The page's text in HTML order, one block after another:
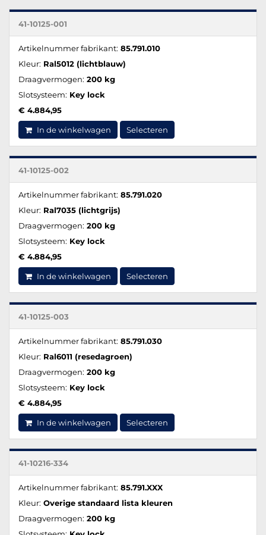
41-10125-001
Artikelnummer fabrikant: 85.791.010
Kleur: Ral5012 (lichtblauw)
Draagvermogen: 200 kg
Slotsysteem: Key lock
€ 4.884,95
In de winkelwagen Selecteren
41-10125-002
Artikelnummer fabrikant: 85.791.020
Kleur: Ral7035 (lichtgrijs)
Draagvermogen: 200 kg
Slotsysteem: Key lock
€ 4.884,95
In de winkelwagen Selecteren
41-10125-003
Artikelnummer fabrikant: 85.791.030
Kleur: Ral6011 (resedagroen)
Draagvermogen: 200 kg
Slotsysteem: Key lock
€ 4.884,95
In de winkelwagen Selecteren
41-10216-334
Artikelnummer fabrikant: 85.791.XXX
Kleur: Overige standaard lista kleuren
Draagvermogen: 200 kg